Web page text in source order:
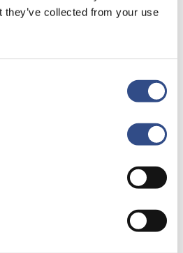
they’ve collected from your use
das Gr8